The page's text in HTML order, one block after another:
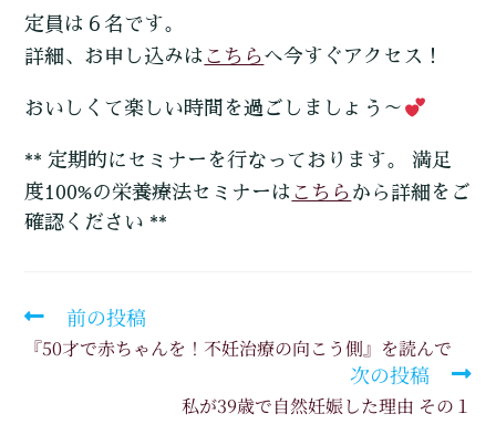
定員は６名です。
詳細、お申し込みは こちらへ今すぐアクセス！
おいしくて楽しい時間を過ごしましょう～
** 定期的にセミナーを行なっております。 満足
度100%の栄養療法セミナーは こちら から詳細をご
確認ください **
前の投稿
『50才で赤ちゃんを！不妊治療の向こう側』を読んで
次の投稿
私が39歳で自然妊娠した理由 その１